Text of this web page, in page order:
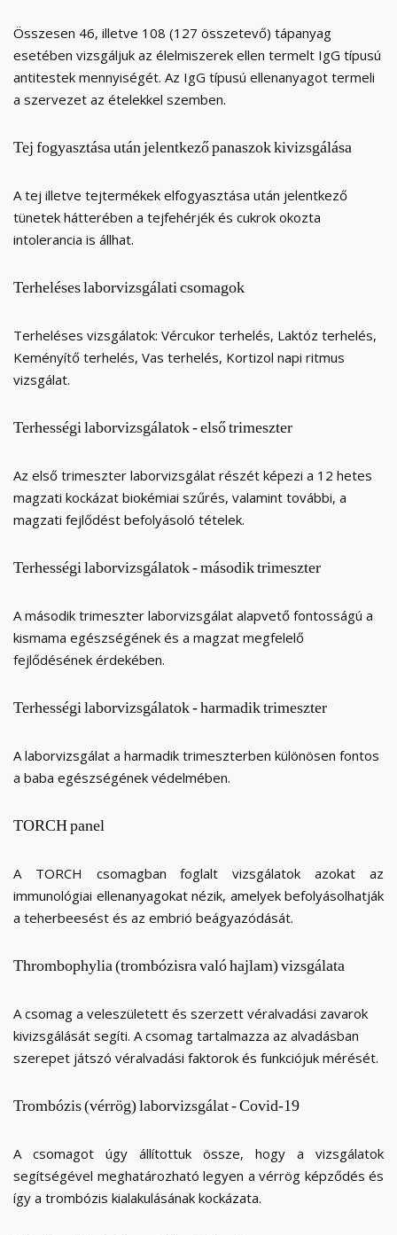
Összesen 46, illetve 108 (127 összetevő) tápanyag
esetében vizsgáljuk az élelmiszerek ellen termelt IgG típusú
antitestek mennyiségét. Az IgG típusú ellenanyagot termeli
a szervezet az ételekkel szemben.
Tej fogyasztása után jelentkezőpanaszokkivizsgálása
A tej illetve tejtermékek elfogyasztása után jelentkező
tünetek hátterében a tejfehérjék és cukrok okozta
intolerancia is állhat.
Terheléseslaborvizsgálati csomagok
Terheléses vizsgálatok: Vércukor terhelés, Laktóz terhelés,
Keményítő terhelés, Vas terhelés, Kortizol napi ritmus
vizsgálat.
Terhességi laborvizsgálatok-elsőtrimeszter
Az első trimeszter laborvizsgálat részét képezi a 12 hetes
magzati kockázat biokémiai szűrés, valamint további, a
magzati fejlődést befolyásoló tételek.
Terhességi laborvizsgálatok-másodiktrimeszter
A második trimeszter laborvizsgálat alapvető fontosságú a
kismama egészségének és a magzat megfelelő
fejlődésének érdekében.
Terhességi laborvizsgálatok-harmadiktrimeszter
A laborvizsgálat a harmadik trimeszterben különösen fontos
a baba egészségének védelmében.
TORCHpanel
A TORCH csomagban foglalt vizsgálatok azokat az
immunológiai ellenanyagokat nézik, amelyek befolyásolhatják
a teherbeesést és az embrió beágyazódását.
Thrombophylia (trombózisra valóhajlam)vizsgálata
A csomag a veleszületett és szerzett véralvadási zavarok
kivizsgálását segíti. A csomag tartalmazza az alvadásban
szerepet játszó véralvadási faktorok és funkciójuk mérését.
Trombózis(vérrög)laborvizsgálat-Covid-19
A csomagot úgy állítottuk össze, hogy a vizsgálatok
segítségével meghatározható legyen a vérrög képződés és
így a trombózis kialakulásának kockázata.